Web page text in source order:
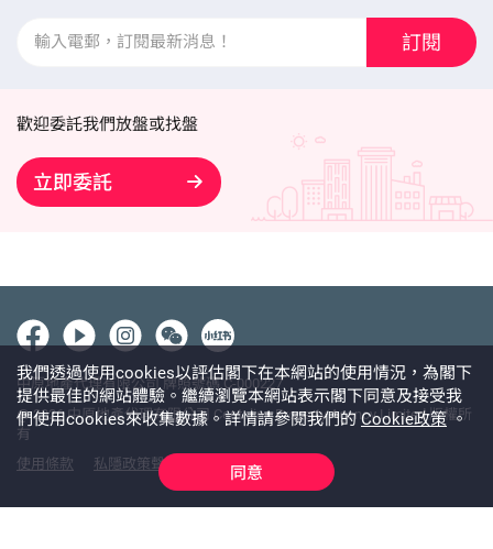
訂閱
歡迎委託我們放盤或找盤
立即委託
中原地產代理有限公司 牌照號碼 C-000227
@ 2026 中原地產代理有限公司 Centaline Property Agency Limited 版權所
有
使用條款
私隱政策聲明 免責聲明
我們透過使用cookies以評估閣下在本網站的使用情況，為閣下
提供最佳的網站體驗。繼續瀏覽本網站表示閣下同意及接受我
們使用cookies來收集數據。詳情請參閱我們的Cookie政策。
同意